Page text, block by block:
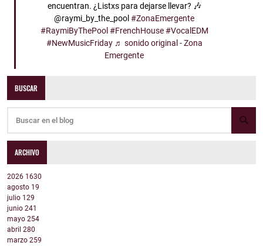
encuentran. ¿Listxs para dejarse llevar? 🎶
@raymi_by_the_pool#ZonaEmergente
#RaymiByThePool #FrenchHouse #VocalEDM
#NewMusicFriday ♬ sonido original - Zona
Emergente
BUSCAR
ARCHIVO
2026 1630
agosto 19
julio 129
junio 241
mayo 254
abril 280
marzo 259